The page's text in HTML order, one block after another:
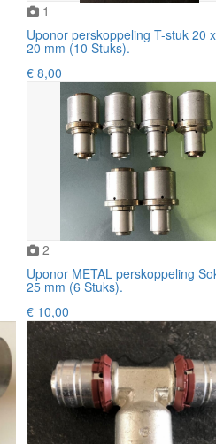
1
Uponor perskoppeling T-stuk 20
20 mm (10 Stuks).
€ 8,00
2
Uponor METAL perskoppeling
25 mm (6 Stuks).
€ 10,00